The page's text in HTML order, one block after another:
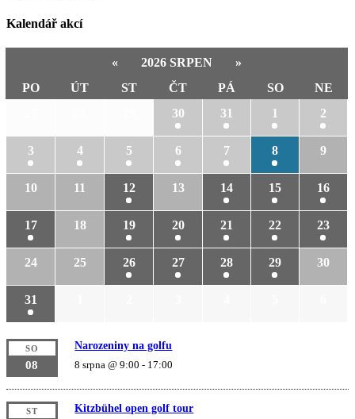
Kalendář akcí
« 2026 SRPEN
»
PO
ÚT ST ČT PÁ SO
NE
30 31 1 2
3 4 5 6 7 8 9
10 11 12 13 14 15 16
17 18 19 20 21 22 23
24 25 26 27 28 29 30
31
SO
08
Narozeniny na golfu
8 srpna @ 9:00 - 17:00
ST
Kitzbühel open golf tour